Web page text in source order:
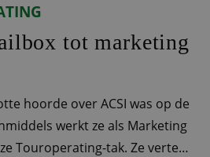
tot marketing
hoorde over ACSI was op de
werkt ze als Marketing
Touroperating-tak. Ze vertelt